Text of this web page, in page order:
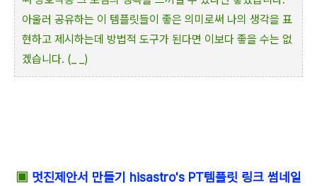
아울러 공유하는 이 템플릿들이 좋은 의미로써 나의 생각을 표
현하고 제시하는데 방법적 도구가 된다면 이보다 좋을 수는 없
겠습니다. (_ _)
▣ 멋진제안서 만들기 hisastro's PT템플릿 링크 썸네일